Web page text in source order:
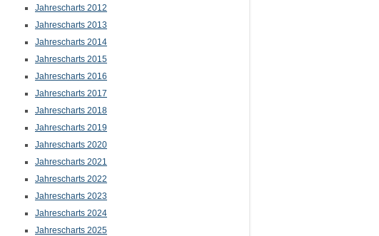
Jahrescharts 2012
Jahrescharts 2013
Jahrescharts 2014
Jahrescharts 2015
Jahrescharts 2016
Jahrescharts 2017
Jahrescharts 2018
Jahrescharts 2019
Jahrescharts 2020
Jahrescharts 2021
Jahrescharts 2022
Jahrescharts 2023
Jahrescharts 2024
Jahrescharts 2025